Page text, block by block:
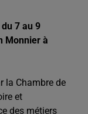
7 au 9
Monnier à
la Chambre de
et
des métiers